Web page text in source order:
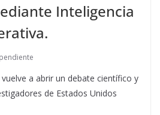
Inteligencia
a abrir un debate científico y
de Estados Unidos